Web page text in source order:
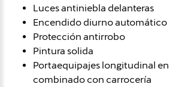
Luces antiniebla delanteras
Encendido diurno automático
Protección antirrobo
Pintura solida
Portaequipajes longitudinal
combinado con carrocería